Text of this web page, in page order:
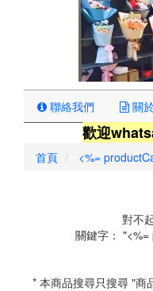
聯絡我們 關
歡迎
首頁 <%=
對不
關鍵字：
* 本商品搜尋只搜尋 "商